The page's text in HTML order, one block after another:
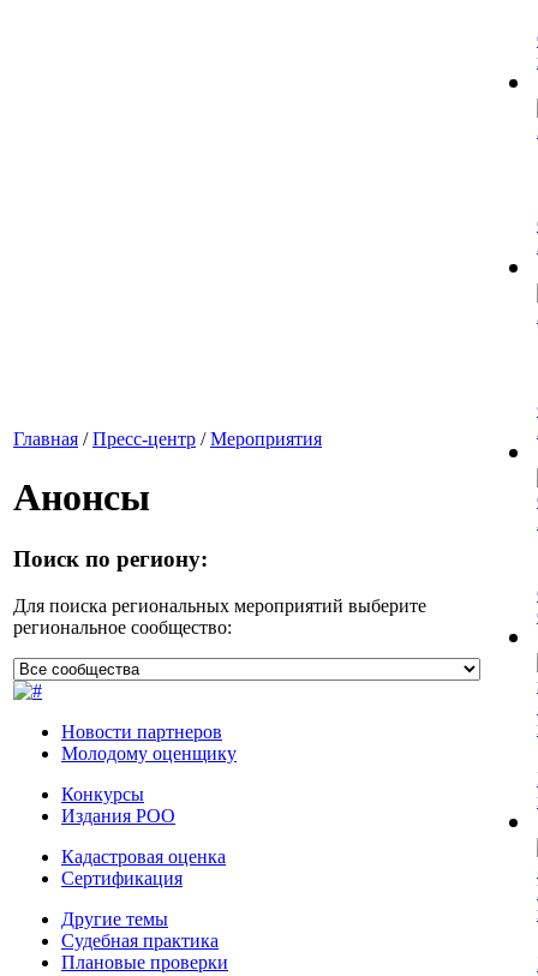
Главная /Пресс-центр /Мероприятия
Анонсы
Поиск по региону:
Для поиска региональных мероприятий выберите
региональное сообщество:
Новости партнеров
Молодому оценщику
Конкурсы
Издания РОО
Кадастровая оценка
Сертификация
Другие темы
Судебная практика
Плановые проверки